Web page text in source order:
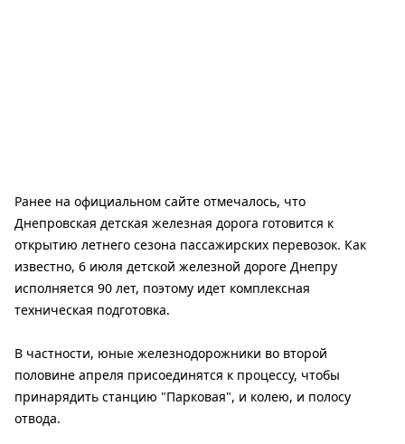
Ранее на официальном сайте отмечалось, что
Днепровская детская железная дорога готовится к
открытию летнего сезона пассажирских перевозок. Как
известно, 6 июля детской железной дороге Днепру
исполняется 90 лет, поэтому идет комплексная
техническая подготовка.
В частности, юные железнодорожники во второй
половине апреля присоединятся к процессу, чтобы
принарядить станцию ​​"Парковая", и колею, и полосу
отвода.